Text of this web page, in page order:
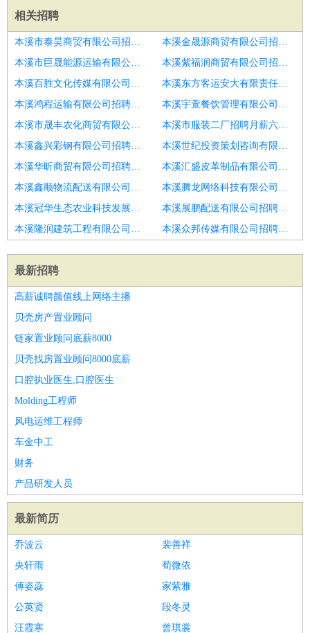
相关招聘
本溪市泰昊商贸有限公司招聘娱乐厅服务员
本溪金晟源商贸有限公司招聘服务员
本溪市巨晟能源运输有限公司招聘服务员
本溪紫福润商贸有限公司招聘服务员
本溪百胜文化传媒有限公司招聘服务员
本溪东方客运安大有限责任公司招聘招聘包厢服务员多名包吃住
本溪鸿程运输有限公司招聘服务员
本溪宇萱餐饮管理有限公司招聘服务员
本溪市晟丰农化商贸有限公司招聘服务员
本溪市服装二厂招聘月薪六千就近安排时间自由
本溪鑫兴彩钢有限公司招聘临沂市招聘服务员6
本溪世纪投资策划咨询有限公司招聘服务员
本溪华昕商贸有限公司招聘服务员
本溪汇盛皮革制品有限公司招聘服务员
本溪鑫顺物流配送有限公司招聘服务员
本溪腾龙网络科技有限公司招聘服务员
本溪冠华生态农业科技发展有限公司招聘辣嘴鸭诚聘服务员月薪3800加供餐
本溪展鹏配送有限公司招聘前厅服务员
本溪隆润建筑工程有限公司招聘服务员
本溪众邦传媒有限公司招聘餐厅服务员
最新招聘
高薪诚聘颜值线上网络主播
贝壳房产置业顾问
链家置业顾问底薪8000
贝壳找房置业顾问8000底薪
口腔执业医生,口腔医生
Molding工程师
风电运维工程师
车金中工
财务
产品研发人员
最新简历
乔波云
裴善祥
央轩雨
荀微依
傅姿蕊
家紫雅
公英贤
段冬灵
汪霞寒
曾琪裳